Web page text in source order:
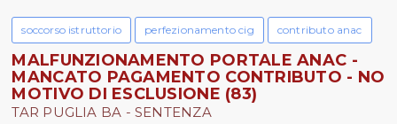
soccorso istruttorio perfezionamento cig contributo anac
MALFUNZIONAMENTO PORTALE ANAC -
MANCATO PAGAMENTO CONTRIBUTO - NO
MOTIVO DI ESCLUSIONE (83)
TAR PUGLIA BA - SENTENZA